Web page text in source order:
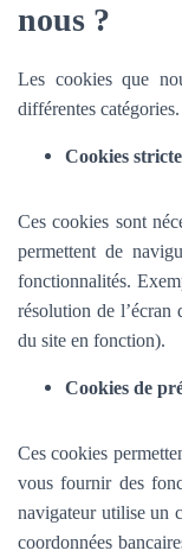
nous ?
Les cookies que
différentes catégories.
Cookies
Ces cookies sont
permettent de
fonctionnalités.
résolution de l’écran
du site en fonction).
Cookies de
Ces cookies
vous fournir des
navigateur utilise un
coordonnées